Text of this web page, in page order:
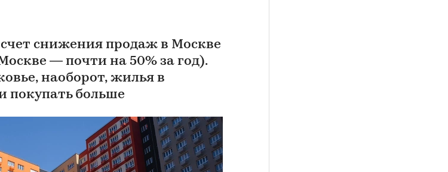
снижения продаж в Москве
— почти на 50% за год).
наоборот, жилья в
покупать больше